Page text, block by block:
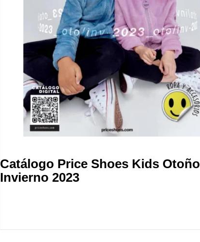
Catálogo Price Shoes Kids Otoño
Invierno 2023